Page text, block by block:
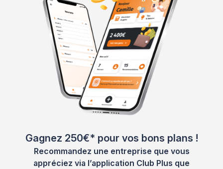
Gagnez 250€* pour vos bons plans !
Recommandez une entreprise que vous
appréciez via l’application Club Plus que